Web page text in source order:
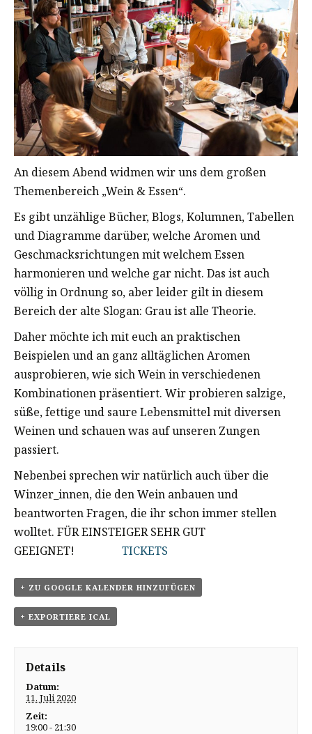
An diesem Abend widmen wir uns dem großen
Themenbereich „Wein & Essen“.
Es gibt unzählige Bücher, Blogs, Kolumnen, Tabellen
und Diagramme darüber, welche Aromen und
Geschmacksrichtungen mit welchem Essen
harmonieren und welche gar nicht. Das ist auch
völlig in Ordnung so, aber leider gilt in diesem
Bereich der alte Slogan: Grau ist alle Theorie.
Daher möchte ich mit euch an praktischen
Beispielen und an ganz alltäglichen Aromen
ausprobieren, wie sich Wein in verschiedenen
Kombinationen präsentiert. Wir probieren salzige,
süße, fettige und saure Lebensmittel mit diversen
Weinen und schauen was auf unseren Zungen
passiert.
Nebenbei sprechen wir natürlich auch über die
Winzer_innen, die den Wein anbauen und
beantworten Fragen, die ihr schon immer stellen
wolltet. FÜR EINSTEIGER SEHR GUT
GEEIGNET! TICKETS
+ ZU GOOGLE KALENDER HINZUFÜGEN
+ EXPORTIERE ICAL
Details
Datum:
11. Juli 2020
Zeit:
19:00 - 21:30